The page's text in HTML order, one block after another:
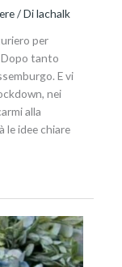
/ Dilachalk
per
Dopo tanto
E vi
nei
alla
le idee chiare